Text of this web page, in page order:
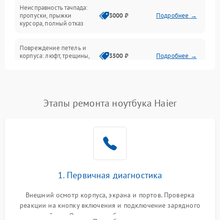
Сеть и интернет
Неисправность тачпада:
пропуски, прыжки
курсора, полный отказ
3000 ₽ Подробнее →
Повреждение петель и
корпуса: люфт, трещины,
3500 ₽ Подробнее →
невозможность зарядки,
2500 ₽ Подробнее →
2000 ₽
Перегрев из‑за пыли,
неисправности кулера
Выход из строя SSD или
Этапы ремонта ноутбука Haier
1. Первичная диагностика
Внешний осмотр корпуса, экрана и портов. Проверка
реакции на кнопку включения и подключение зарядного
устройства. Оценка потребления тока с помощью